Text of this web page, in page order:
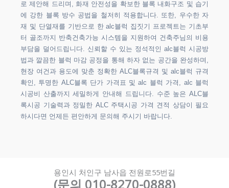
로 제안해 드리며, 화재 안전성을 확보한 블록 내화구조 및 습기
에 강한 블록 방수 공법을 철저히 적용합니다. 또한, 우수한 자
재 및 단열재를 기반으로 한 alc블럭 집짓기 프로젝트는 기초부
터 골조까지 반축건축가능 시스템을 지원하여 건축주님의 비용
부담을 덜어드립니다. 신뢰할 수 있는 정석적인 alc블럭 시공방
법과 깔끔한 블럭 마감 공정을 통해 하자 없는 공간을 완성하며,
현장 여건과 용도에 맞춘 정확한 ALC블록규격 및 alc블럭 규격
확인, 투명한 ALC블록 단가 가격표 및 alc 블럭 가격, alc 블럭
시공비 산출까지 세밀하게 안내해 드립니다. 수준 높은 ALC블
록시공 기술력과 정밀한 ALC 주택시공 가격 견적 상담이 필요
하시다면 언제든 편안하게 문의해 주시기 바랍니다.
용인시 처인구 남사읍 전원로55번길
(문의 010-8270-0888)